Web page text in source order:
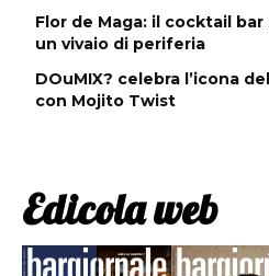
Flor de Maga: il cocktail
un vivaio di periferia
DOuMIX? celebra l’icona
con Mojito Twist
Edicola web